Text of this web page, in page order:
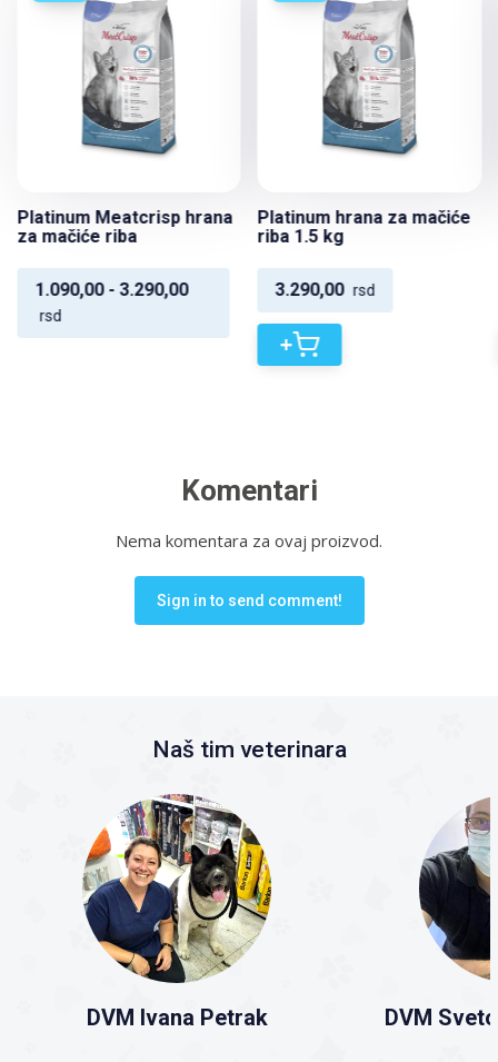
Platinum Meatcrisp hrana
za mačiće riba
1.090,00 - 3.290,00
rsd
Platinum hrana za mačiće
riba 1.5 kg
3.290,00 rsd
+
Komentari
Nema komentara za ovaj proizvod.
Sign in to send comment!
Naš tim veterinara
DVM Ivana Petrak DVM